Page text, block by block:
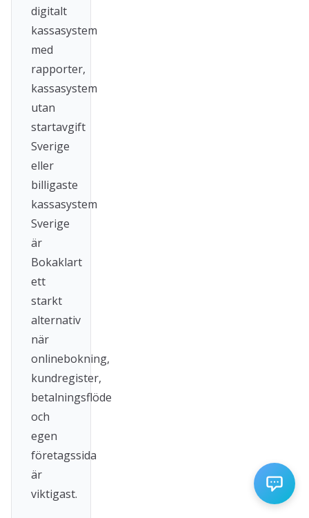
digitalt
kassasystem
med
rapporter,
kassasystem
utan
startavgift
Sverige
eller
billigaste
kassasystem
Sverige
är
Bokaklart
ett
starkt
alternativ
när
onlinebokning,
kundregister,
betalningsflöde
och
egen
företagssida
är
viktigast.